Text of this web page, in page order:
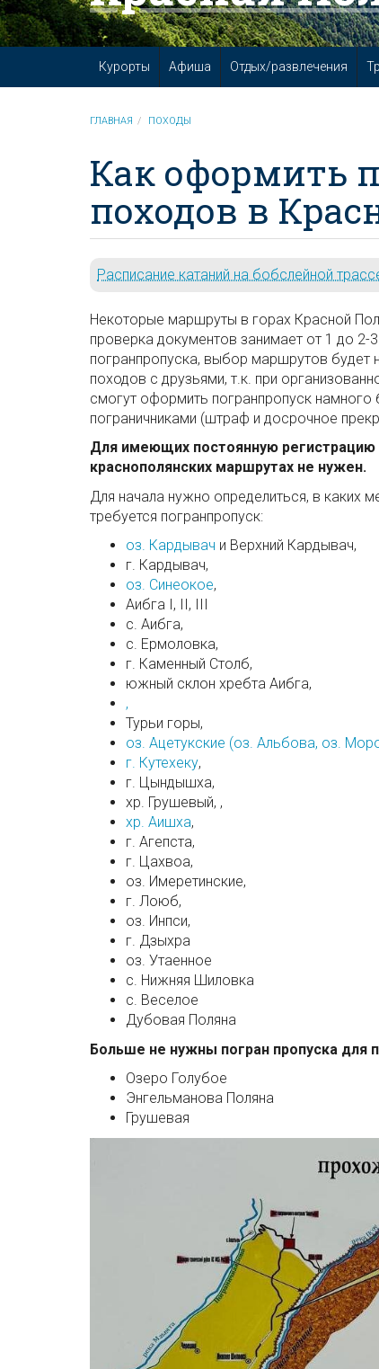
Курорты Афиша Отдых/развлечения
ГЛАВНАЯ ПОХОДЫ
Как оформить
походов в
Расписание катаний на бобслейной
Некоторые маршруты в горах Красной
проверка документов занимает от 1 до 2-
погранпропуска, выбор маршрутов будет
походов с друзьями, т.к. при
смогут оформить погранпропуск намного
пограничниками (штраф и досрочное
Для имеющих постоянную регистрацию
краснополянских маршрутах не нужен.
Для начала нужно определиться, в каких
требуется погранпропуск:
оз. Кардывач и Верхний Кардывач,
г. Кардывач,
оз. Синеокое,
Аибга I, II, III
с. Аибга,
с. Ермоловка,
г. Каменный Столб,
южный склон хребта Аибга,
,
Турьи горы,
оз. Ацетукские (оз. Альбова, оз.
г. Кутехеку,
г. Цындышха,
хр. Грушевый, ,
хр. Аишха,
г. Агепста,
г. Цахвоа,
оз. Имеретинские,
г. Лоюб,
оз. Инпси,
г. Дзыхра
оз. Утаенное
с. Нижняя Шиловка
с. Веселое
Дубовая Поляна
Больше не нужны погран пропуска для
Озеро Голубое
Энгельманова Поляна
Грушевая